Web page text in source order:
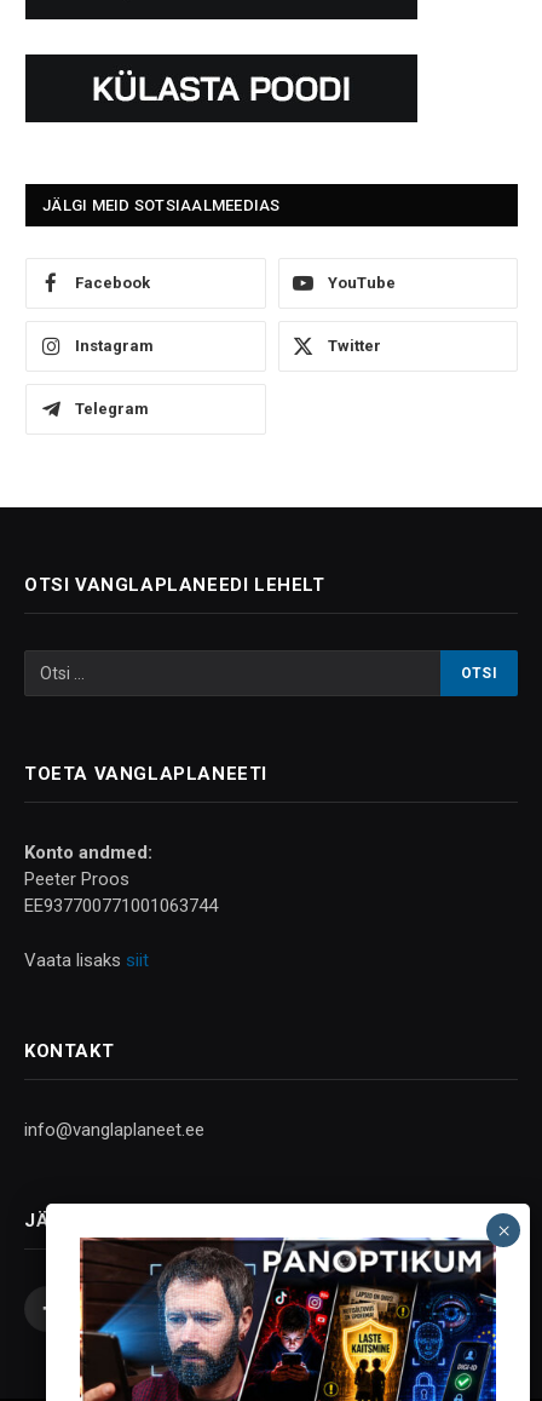
JÄLGI MEID SOTSIAALMEEDIAS
Facebook YouTube
Instagram Twitter
Telegram
OTSI VANGLAPLANEEDI LEHELT
TOETA VANGLAPLANEETI
Konto andmed:
Peeter Proos
EE937700771001063744
Vaata lisaks siit
KONTAKT
info@vanglaplaneet.ee
JÄLGI SOTSIAALMEEDIAS
Facebook
X
(Twitter)
InstagramYouTubeTelegram